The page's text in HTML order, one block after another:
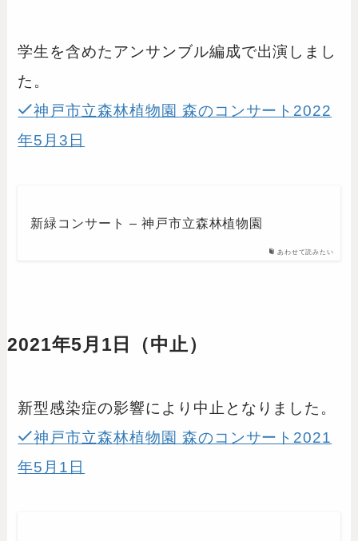
学生を含めたアンサンブル編成で出演しまし
た。
神戸市立森林植物園 森のコンサート2022
年5月3日
あわせて読みたい
新緑コンサート – 神戸市立森林植物園
2021年5月1日（中止）
新型感染症の影響により中止となりました。
神戸市立森林植物園 森のコンサート2021
年5月1日